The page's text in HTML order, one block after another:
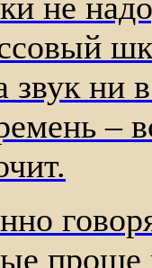
звук ни
–
проще